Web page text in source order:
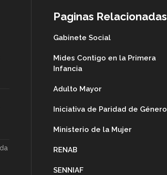
Paginas Relacionadas
Gabinete Social
Mides Contigo en la Primera
Infancia
Adulto Mayor
Iniciativa de Paridad de Género
Ministerio de la Mujer
RENAB
SENNIAF